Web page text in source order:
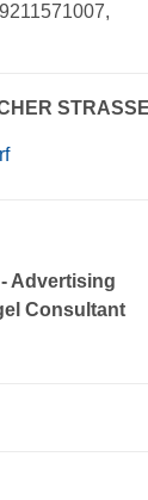
STRASSE
Advertising
Consultant